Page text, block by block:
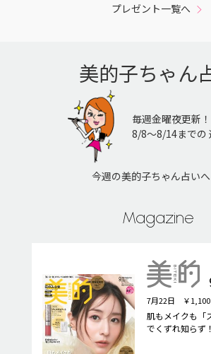
プレゼント一覧へ
美的子ちゃん
毎週金曜夜更新！
8/8〜8/14までの
今週の美的子ちゃん占いへ
Magazine
7月22日 ￥1,100
肌もメイクも「
でくずれ知らず！